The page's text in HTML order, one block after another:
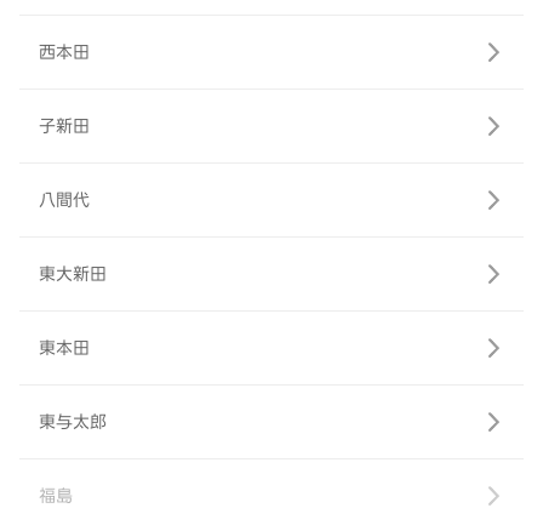
西本田
子新田
八間代
東大新田
東本田
東与太郎
福島